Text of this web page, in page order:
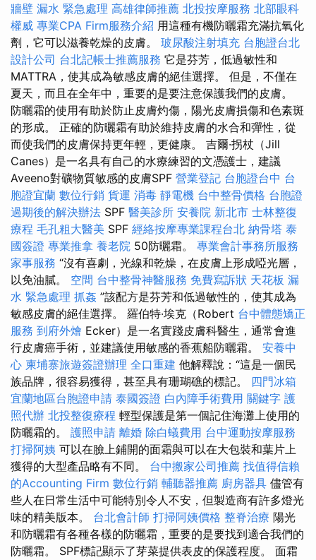
牆壁 漏水 緊急處理 高雄律師推薦 北投按摩服務 北部眼科
權威 專業CPA Firm服務介紹 用這種有機防曬霜充滿抗氧化
劑，它可以滋養乾燥的皮膚。 玻尿酸注射填充 台胞證台北
設計公司 台北記帳士推薦服務 它是芬芳，低過敏性和
MATTRA，使其成為敏感皮膚的絕佳選擇。 但是，不僅在
夏天，而且在全年中，重要的是要注意保護我們的皮膚。
防曬霜的使用有助於防止皮膚灼傷，陽光皮膚損傷和色素斑
的形成。 正確的防曬霜有助於維持皮膚的水合和彈性，從
而使我們的皮膚保持更年輕，更健康。 吉爾·拐杖（Jill
Canes）是一名具有自己的水療練習的文憑護士，建議
Aveeno對礦物質敏感的皮膚SPF 營業登記 台胞證台中 台
胞證宜蘭 數位行銷 貨運 消毒 靜電機 台中整骨價格 台胞證
過期後的解決辦法 SPF 醫美診所 安養院 新北市 士林整復
療程 毛孔粗大醫美 SPF 經絡按摩專業課程台北 納骨塔 泰
國簽證 專業推拿 養老院 50防曬霜。 專業會計事務所服務
家事服務 “沒有喜劇，光線和乾燥，在皮膚上形成啞光層，
以免油膩。 空間 台中整骨神醫服務 免費寫訴狀 天花板 漏
水 緊急處理 抓姦 ”該配方是芬芳和低過敏性的，使其成為
敏感皮膚的絕佳選擇。 羅伯特·埃克（Robert 台中體態矯正
服務 到府外燴 Ecker）是一名實踐皮膚科醫生，通常會進
行皮膚癌手術，並建議使用敏感的香蕉船防曬霜。 安養中
心 柬埔寨旅遊簽證辦理 全口重建 他解釋說：“這是一個民
族品牌，很容易獲得，甚至具有珊瑚礁的標記。 四門冰箱
宜蘭地區台胞證申請 泰國簽證 白內障手術費用 關鍵字 護
照代辦 北投整復療程 輕型保護是第一個記住海灘上使用的
防曬霜的。 護照申請 離婚 除白蟻費用 台中運動按摩服務
打掃阿姨 可以在臉上鋪開的面霜與可以在大包裝和葉片上
獲得的大型產品略有不同。 台中搬家公司推薦 找值得信賴
的Accounting Firm 數位行銷 輔聽器推薦 廚房器具 儘管有
些人在日常生活中可能特別令人不安，但製造商有許多燈光
味的精美版本。 台北會計師 打掃阿姨價格 整脊治療 陽光
和防曬霜有各種各樣的防曬霜，重要的是要找到適合我們的
防曬霜。 SPF標記顯示了芽菜提供表皮的保護程度。 面霜